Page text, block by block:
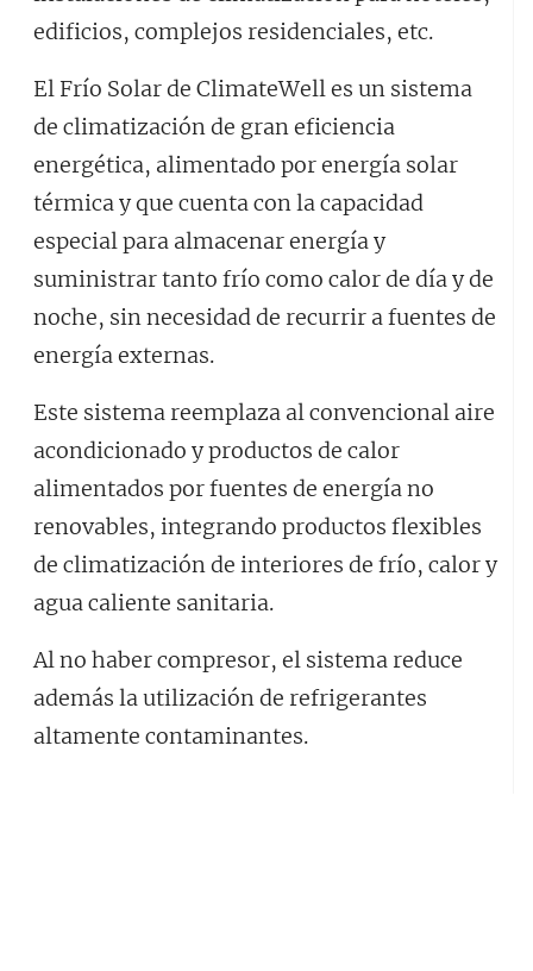
edificios, complejos residenciales, etc.
El Frío Solar de ClimateWell es un sistema
de climatización de gran eficiencia
energética, alimentado por energía solar
térmica y que cuenta con la capacidad
especial para almacenar energía y
suministrar tanto frío como calor de día y de
noche, sin necesidad de recurrir a fuentes de
energía externas.
Este sistema reemplaza al convencional aire
acondicionado y productos de calor
alimentados por fuentes de energía no
renovables, integrando productos flexibles
de climatización de interiores de frío, calor y
agua caliente sanitaria.
Al no haber compresor, el sistema reduce
además la utilización de refrigerantes
altamente contaminantes.